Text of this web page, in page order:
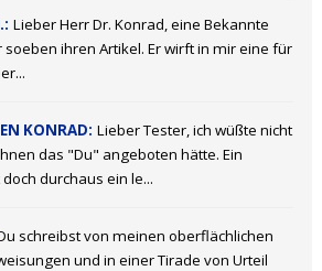
Lieber Herr Dr. Konrad, eine Bekannte
soeben ihren Artikel. Er wirft in mir eine für
KONRAD: Lieber Tester, ich wüßte nicht
das "Du" angeboten hätte. Ein
durchaus ein le...
schreibst von meinen oberflächlichen
und in einer Tirade von Urteil